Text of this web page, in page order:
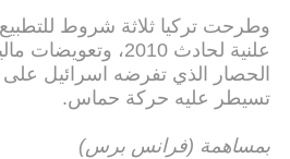
وطرحت تركيا ثلاثة شروط
علنية لحادث 2010،
الحصار الذي تفرضه اسرائيل
تسيطر عليه حركة حماس.
بمساهمة (فرانس برس)